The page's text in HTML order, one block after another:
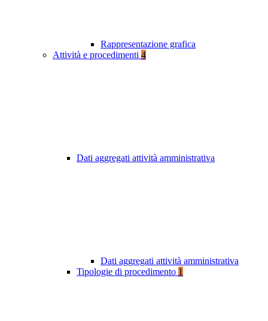
Rappresentazione grafica
Attività e procedimenti 4
Dati aggregati attività amministrativa
Dati aggregati attività amministrativa
Tipologie di procedimento 1